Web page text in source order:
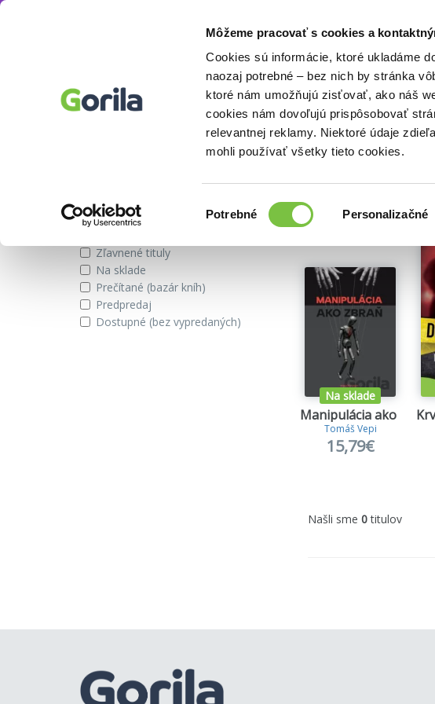
Môžeme pracovať s cookies a
Cookies sú informácie, ktoré ukladáme
naozaj potrebné – bez nich by stránka
ktoré nám umožňujú zisťovať, ako náš
cookies nám dovoľujú prispôsobovať
relevantnej reklamy. Niektoré údaje
mohli používať všetky tieto cookies.
súhlasu
Potrebné Personalizačné
Donald Bindner
Knihy autora Donald Bindner
Zobraziť iba
Zľavnené tituly
Na sklade
Prečítané (bazár kníh)
Predpredaj
Dostupné (bez vypredaných)
Vybrané pre teba
Na sklade
Manipulácia ako zbraň
Tomáš Vepi
15,79€
Našli sme 0titulov